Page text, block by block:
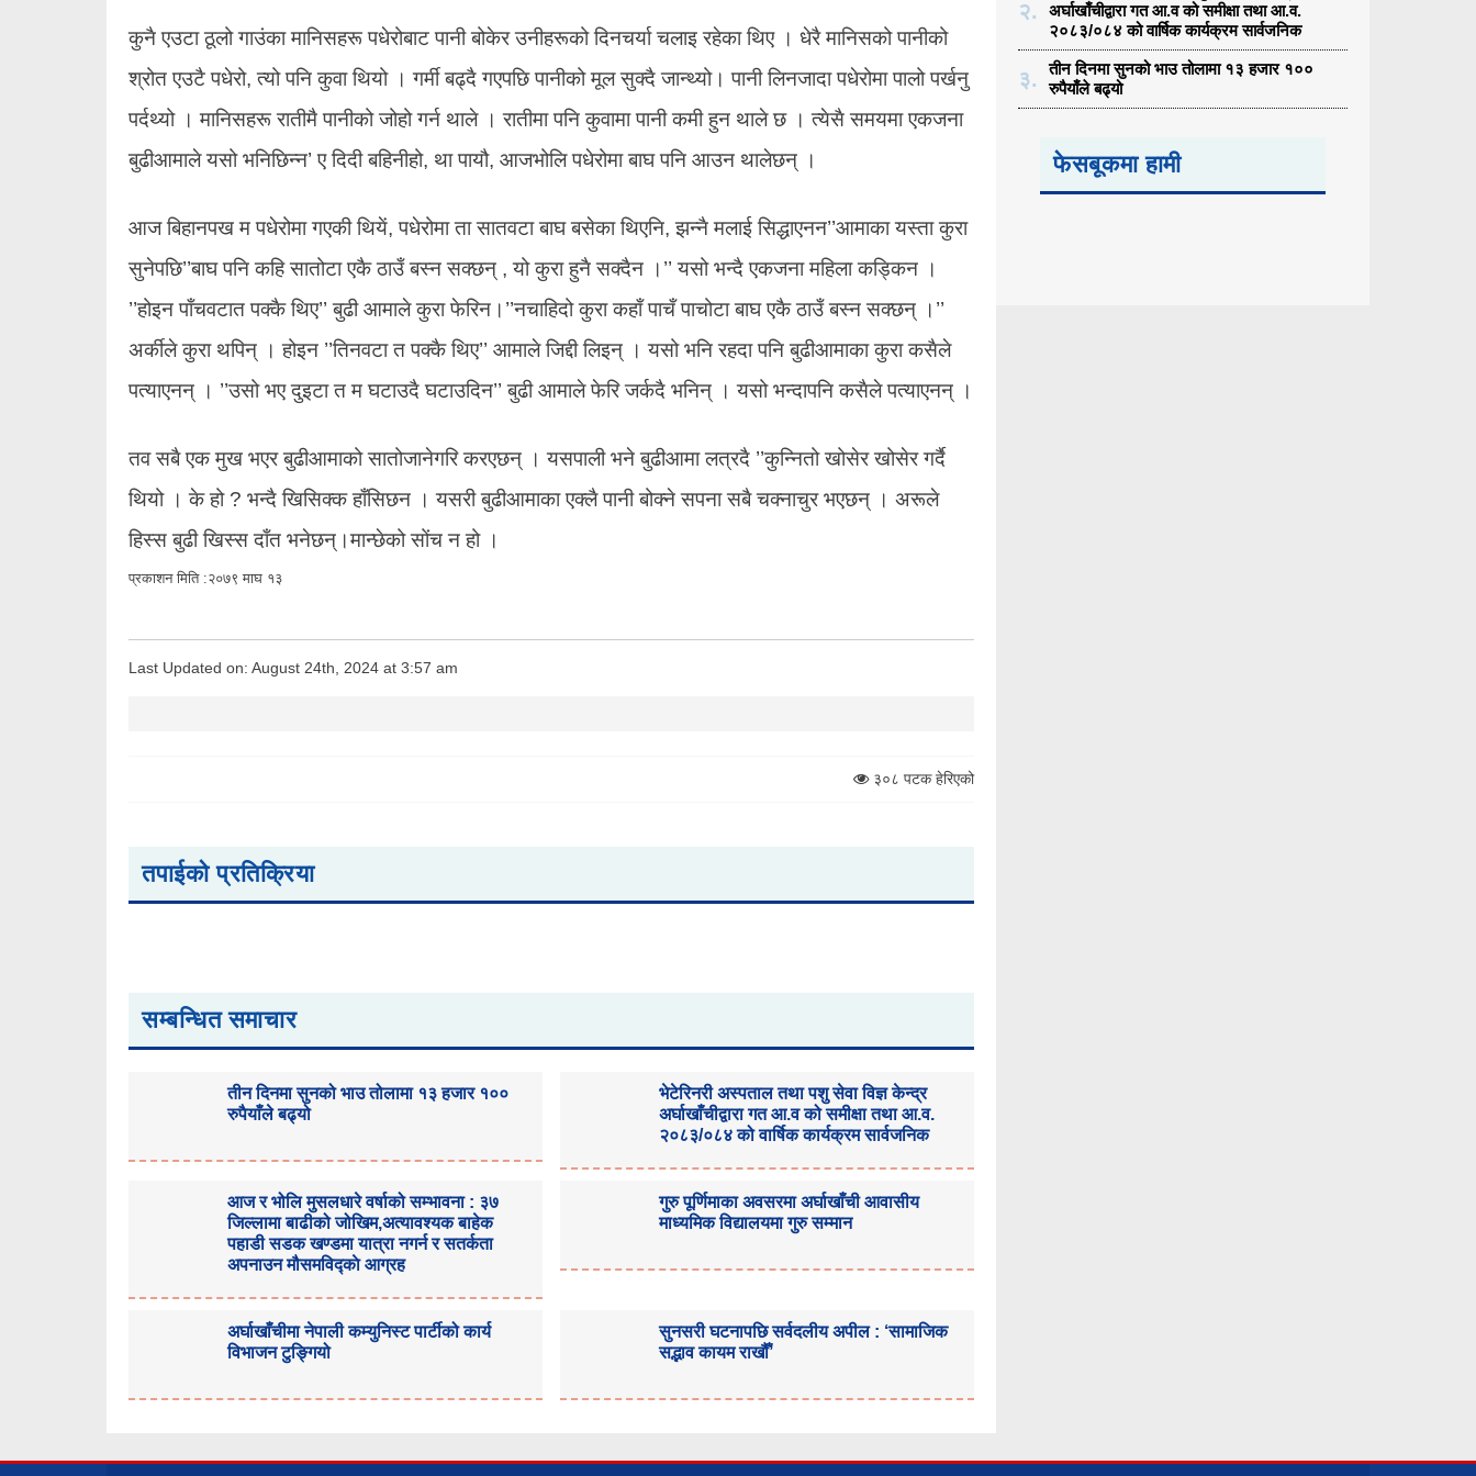
कुनै एउटा ठूलो गाउंका मानिसहरू पधेरोबाट पानी बोकेर उनीहरूको दिनचर्या चलाइ रहेका थिए । धेरै मानिसको पानीको
श्रोत एउटै पधेरो, त्यो पनि कुवा थियो । गर्मी बढ्दै गएपछि पानीको मूल सुक्दै जान्थ्यो। पानी लिनजादा पधेरोमा पालो पर्खनु
पर्दथ्यो । मानिसहरू रातीमै पानीको जोहो गर्न थाले । रातीमा पनि कुवामा पानी कमी हुन थाले छ । त्येसै समयमा एकजना
बुढीआमाले यसो भनिछिन्न’ ए दिदी बहिनीहो, था पायौ, आजभोलि पधेरोमा बाघ पनि आउन थालेछन् ।
आज बिहानपख म पधेरोमा गएकी थियें, पधेरोमा ता सातवटा बाघ बसेका थिएनि, झन्नै मलाई सिद्धाएनन’’आमाका यस्ता कुरा
सुनेपछि’’बाघ पनि कहि सातोटा एकै ठाउँ बस्न सक्छन् , यो कुरा हुनै सक्दैन ।’’ यसो भन्दै एकजना महिला कड्किन ।
’’होइन पाँचवटात पक्कै थिए’’ बुढी आमाले कुरा फेरिन।’’नचाहिदो कुरा कहाँ पाचँ पाचोटा बाघ एकै ठाउँ बस्न सक्छन् ।’’
अर्कीले कुरा थपिन् । होइन ’’तिनवटा त पक्कै थिए’’ आमाले जिद्दी लिइन् । यसो भनि रहदा पनि बुढीआमाका कुरा कसैले
पत्याएनन् । ’’उसो भए दुइटा त म घटाउदै घटाउदिन’’ बुढी आमाले फेरि जर्कदै भनिन् । यसो भन्दापनि कसैले पत्याएनन् ।
तव सबै एक मुख भएर बुढीआमाको सातोजानेगरि करएछन् । यसपाली भने बुढीआमा लत्रदै ’’कुन्नितो खोसेर खोसेर गर्दै
थियो । के हो ? भन्दै खिसिक्क हाँसिछन । यसरी बुढीआमाका एक्लै पानी बोक्ने सपना सबै चक्नाचुर भएछन् । अरूले
हिस्स बुढी खिस्स दाँत भनेछन्।मान्छेको सोंच न हो ।
प्रकाशन मिति :२०७९ माघ १३
Last Updated on: August 24th, 2024 at 3:57 am
३०८ पटक हेरिएको
तपाईको प्रतिक्रिया
सम्बन्धित समाचार
तीन दिनमा सुनको भाउ तोलामा १३ हजार १००
रुपैयाँले बढ्यो
भेटेरिनरी अस्पताल तथा पशु सेवा विज्ञ केन्द्र
अर्घाखाँचीद्वारा गत आ.व को समीक्षा तथा आ.व.
२०८३/०८४ को वार्षिक कार्यक्रम सार्वजनिक
आज र भोलि मुसलधारे वर्षाको सम्भावना : ३७
जिल्लामा बाढीको जोखिम,अत्यावश्यक बाहेक
पहाडी सडक खण्डमा यात्रा नगर्न र सतर्कता
अपनाउन मौसमविद्काे आग्रह
गुरु पूर्णिमाका अवसरमा अर्घाखाँची आवासीय
माध्यमिक विद्यालयमा गुरु सम्मान
अर्घाखाँचीमा नेपाली कम्युनिस्ट पार्टीको कार्य
विभाजन टुङ्गियो
सुनसरी घटनापछि सर्वदलीय अपील : ‘सामाजिक
सद्भाव कायम राखौँ’
२.
अर्घाखाँचीद्वारा गत आ.व को समीक्षा तथा आ.व.
२०८३/०८४ को वार्षिक कार्यक्रम सार्वजनिक
३.
तीन दिनमा सुनको भाउ तोलामा १३ हजार १००
रुपैयाँले बढ्यो
फेसबूकमा हामी